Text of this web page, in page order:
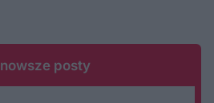
posty